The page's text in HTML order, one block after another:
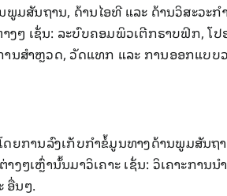
ມສັນຖານ, ດ້ານໄອທີ ແລະ ດ້ານວິສະວະ​
ງໆ ເຊັ່ນ: ລະບົບຄອມພິວເຕີກຣາບຟິກ,
ນ​ສຳ​ຫຼວດ, ວັດ​ແທກ ແລະ ການ​ອອກ​ແບບ​
ຍ​ການລົງເກັບກຳຂໍ້ມູນທາງດ້ານພູມສັນ
ງໆເຫຼົ່ານັ້ນມາວິເຄາະ ເຊັ່ນ: ວິເຄາະກາ
ອື່ນໆ.